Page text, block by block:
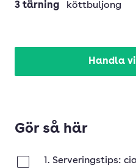
3 tärning köttbuljong
Handla
Gör så här
1. Serveringstips: